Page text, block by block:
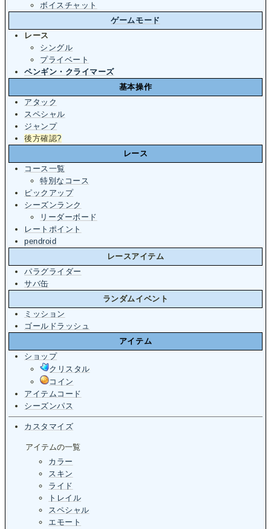
ボイスチャット
ゲームモード
レース
シングル
プライベート
ペンギン・クライマーズ
基本操作
アタック
スペシャル
ジャンプ
後方確認?
レース
コース一覧
特別なコース
ピックアップ
シーズンランク
リーダーボード
レートポイント
pendroid
レースアイテム
パラグライダー
サバ缶
ランダムイベント
ミッション
ゴールドラッシュ
アイテム
ショップ
クリスタル
コイン
アイテムコード
シーズンパス
カスタマイズ
アイテムの一覧
カラー
スキン
ライド
トレイル
スペシャル
エモート